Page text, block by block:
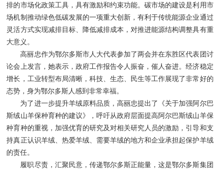
排的市场化政策工具，具有激励和约束功能。碳市场的建设是利用市
场机制推动绿色低碳发展的一项重大创新，有利于传统能源企业通过
灵活方式实现减排目标、降低减排成本，对推进能源结构调整具有重
大意义。
高丽忠作为鄂尔多斯市人大代表参加了两会并在东胜区代表团讨
论会上发言，她表示，政府工作报告令人振奋，催人奋进。经济稳定
增长，工业转型布局清晰，科技、生态、民生等工作展现了非常好的
态势，身为鄂尔多斯人感到非常幸福。
为了进一步提升羊绒原料品质，高丽忠提出了《关于加强阿尔巴
斯绒山羊保种育种的建议》，呼吁从政府层面提高阿尔巴斯绒山羊保
种育种的重视，加强优育的研究及对相关研究人员的激励，引导和支
持真正认识羊绒、热爱羊绒、需要羊绒的地方和企业承担起保护羊绒
的责任。
履职尽责，汇聚民意，传递鄂尔多斯正能量，这是鄂尔多斯集团